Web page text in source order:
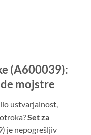
(A600039):
mojstre
ustvarjalnost,
Set za
je nepogrešljiv